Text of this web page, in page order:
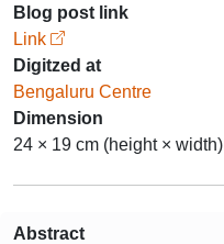
Blog post link
Link
Digitzed at
Bengaluru Centre
Dimension
24 × 19 cm (height × width)
Abstract